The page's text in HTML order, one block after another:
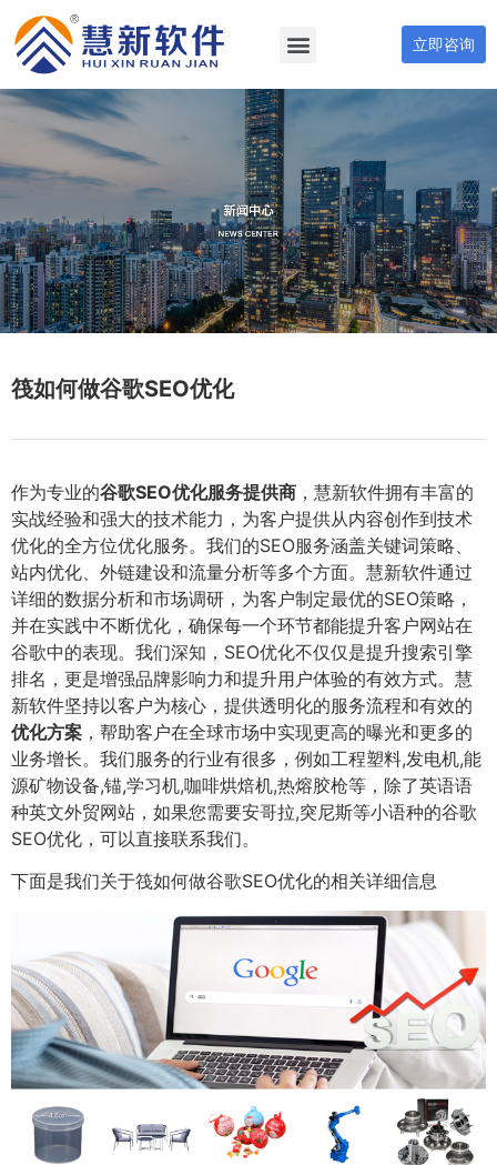
立即咨询
筏如何做谷歌SEO优化
作为专业的谷歌SEO优化服务提供商 ，慧新软件拥有丰富的
实战经验和强大的技术能力，为客户提供从内容创作到技术
优化的全方位优化服务。我们的SEO服务涵盖关键词策略、
站内优化、外链建设和流量分析等多个方面。慧新软件通过
详细的数据分析和市场调研，为客户制定最优的SEO策略，
并在实践中不断优化，确保每一个环节都能提升客户网站在
谷歌中的表现。我们深知，SEO优化不仅仅是提升搜索引擎
排名，更是增强品牌影响力和提升用户体验的有效方式。慧
新软件坚持以客户为核心，提供透明化的服务流程和有效的
优化方案 ，帮助客户在全球市场中实现更高的曝光和更多的
业务增长。我们服务的行业有很多，例如工程塑料,发电机,能
源矿物设备,锚,学习机,咖啡烘焙机,热熔胶枪等，除了英语语
种英文外贸网站，如果您需要安哥拉,突尼斯等小语种的谷歌
SEO优化，可以直接联系我们。
下面是我们关于筏如何做谷歌SEO优化的相关详细信息